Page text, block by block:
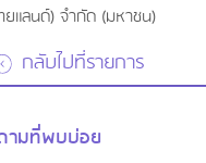
แลนด์) จำกัด (มหาชน)
กลับไปที่รายการ
ามที่พบบ่อย